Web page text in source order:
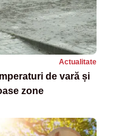
Actualitate
de vară și
zone